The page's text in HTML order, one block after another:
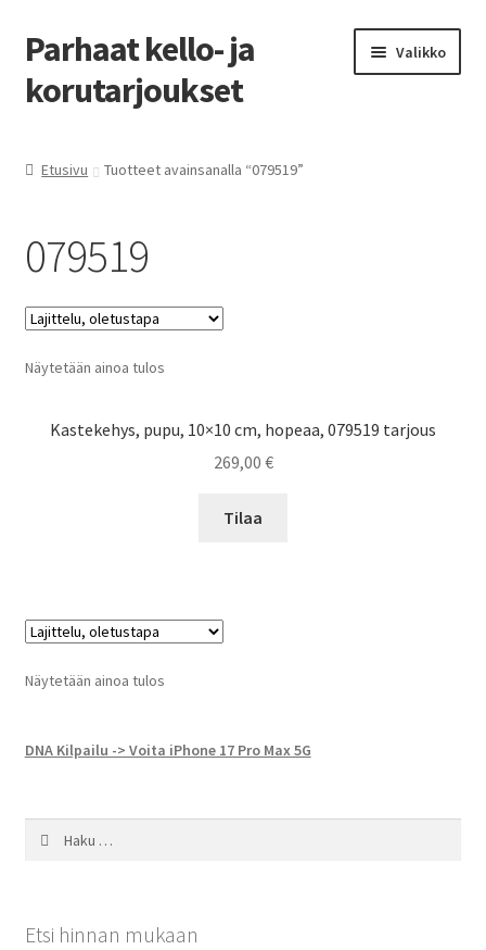
Siirry
navigointiin
Siirry
sisältöön
Parhaat kello- ja
korutarjoukset
Valikko
Etusivu Tuotteet avainsanalla “079519”
079519
Näytetään ainoa tulos
Kastekehys, pupu, 10×10 cm, hopeaa, 079519 tarjous
269,00 €
Tilaa
Näytetään ainoa tulos
DNA Kilpailu -> Voita iPhone 17 Pro Max 5G
Etsi hinnan mukaan